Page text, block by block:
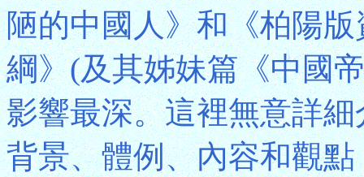
陋的中國人》和《柏陽
綱》(及其姊妹篇《中國
影響最深。這裡無意詳
背景、體例、內容和觀